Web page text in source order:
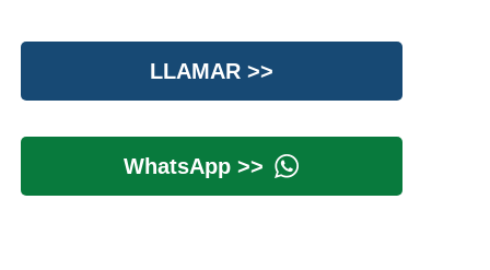
LLAMAR >>
WhatsApp >>